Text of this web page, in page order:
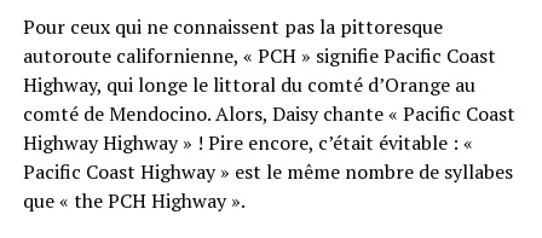
Pour ceux qui ne connaissent pas la pittoresque
autoroute californienne, « PCH » signifie Pacific Coast
Highway, qui longe le littoral du comté d’Orange au
comté de Mendocino. Alors, Daisy chante « Pacific Coast
Highway Highway » ! Pire encore, c’était évitable : «
Pacific Coast Highway » est le même nombre de syllabes
que « the PCH Highway ».